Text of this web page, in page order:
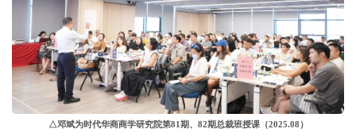
△邓斌为时代华商商学研究院第81期、82期总裁班授课（2025.08）